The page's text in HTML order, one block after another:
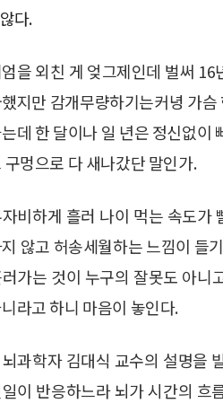
다.
을 외친 게 엊그제인데 벌써
지만 감개무량하기는커녕 가
데 한 달이나 일 년은 정신없이
구멍으로 다 새나갔단 말인가.
비하게 흘러 나이 먹는 속도가
않고 허송세월하는 느낌이 들
가는 것이 누구의 잘못도 아니
라고 하니 마음이 놓인다.
과학자 김대식 교수의 설명을
이 반응하느라 뇌가 시간의 흐